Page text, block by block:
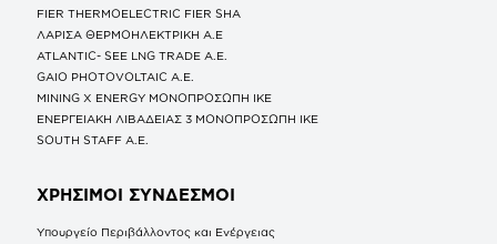
FIER THERMOELECTRIC FIER SHA
ΛΑΡΙΣΑ ΘΕΡΜΟΗΛΕΚΤΡΙΚΗ A.E
ATLANTIC- SEE LNG TRADE A.E.
GAIO PHOTOVOLTAIC Α.Ε.
MINING X ENERGY ΜΟΝΟΠΡΟΣΩΠΗ ΙΚΕ
ΕΝΕΡΓΕΙΑΚΗ ΛΙΒΑΔΕΙΑΣ 3 ΜΟΝΟΠΡΟΣΩΠΗ ΙΚΕ
SOUTH STAFF Α.Ε.
ΧΡΗΣΙΜΟΙ ΣΥΝΔΕΣΜΟΙ
Υπουργείο Περιβάλλοντος και Ενέργειας